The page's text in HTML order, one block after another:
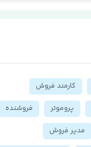
کارمند فروش
پروموتر
فروشنده
مدیر فروش